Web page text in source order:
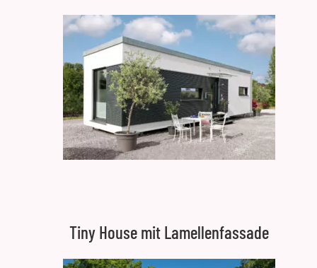
Tiny House mit Lamellenfassade